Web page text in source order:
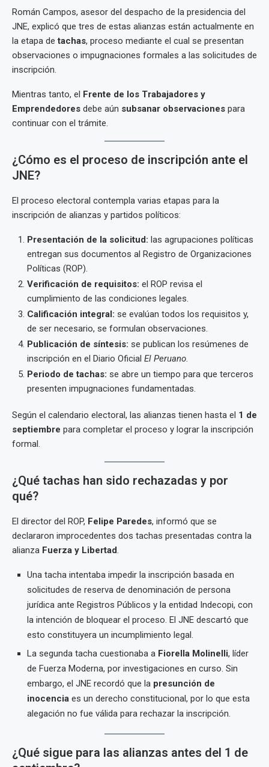
Román Campos, asesor del despacho de la presidencia del
JNE, explicó que tres de estas alianzas están actualmente en
la etapa detachas, proceso mediante el cual se presentan
observaciones o impugnaciones formales a las solicitudes de
inscripción.
Mientras tanto, el Frente de los Trabajadores y
Emprendedores debe aún subsanar observaciones para
continuar con el trámite.
¿Cómo es el proceso de inscripción ante el
JNE?
El proceso electoral contempla varias etapas para la
inscripción de alianzas y partidos políticos:
Presentación de la solicitud: las agrupaciones políticas
entregan sus documentos al Registro de Organizaciones
Políticas (ROP).
Verificación de requisitos: el ROP revisa el
cumplimiento de las condiciones legales.
Calificación integral: se evalúan todos los requisitos y,
de ser necesario, se formulan observaciones.
Publicación de síntesis: se publican los resúmenes de
inscripción en el Diario Oficial El Peruano.
Periodo de tachas: se abre un tiempo para que terceros
presenten impugnaciones fundamentadas.
Según el calendario electoral, las alianzas tienen hasta el 1 de
septiembre para completar el proceso y lograr la inscripción
formal.
¿Qué tachas han sido rechazadas y por
qué?
El director del ROP, Felipe Paredes, informó que se
declararon improcedentes dos tachas presentadas contra la
alianza Fuerza y Libertad.
Una tacha intentaba impedir la inscripción basada en
solicitudes de reserva de denominación de persona
jurídica ante Registros Públicos y la entidad Indecopi, con
la intención de bloquear el proceso. El JNE descartó que
esto constituyera un incumplimiento legal.
La segunda tacha cuestionaba a Fiorella Molinelli, líder
de Fuerza Moderna, por investigaciones en curso. Sin
embargo, el JNE recordó que la presunción de
inocencia es un derecho constitucional, por lo que esta
alegación no fue válida para rechazar la inscripción.
¿Qué sigue para las alianzas antes del 1 de